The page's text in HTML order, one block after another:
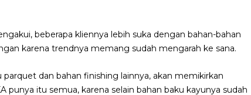
beberapa kliennya lebih suka dengan bahan-bahan
karena trendnya memang sudah mengarah ke sana.
dan bahan finishing lainnya, akan memikirkan
punya itu semua, karena selain bahan baku kayunya sudah